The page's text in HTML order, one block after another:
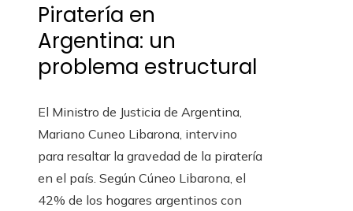
Piratería en
Argentina: un
problema estructural
El Ministro de Justicia de Argentina,
Mariano Cuneo Libarona, intervino
para resaltar la gravedad de la piratería
en el país. Según Cúneo Libarona, el
42% de los hogares argentinos con